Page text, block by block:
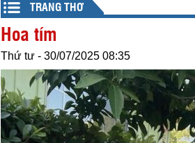
TRANG THƠ
Hoa tím
Thứ tư - 30/07/2025 08:35